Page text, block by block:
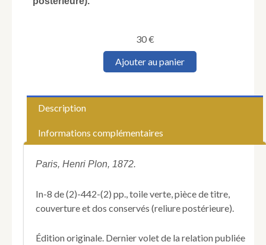
30€
quantité
1870-
1871.
et
Opérations
de
de
Ajouter au panier
Description
Informations complémentaires
Paris, Henri Plon, 1872.
In-8 de (2)-442-(2) pp., toile verte, pièce de titre,
couverture et dos conservés (reliure postérieure).
Édition originale. Dernier volet de la relation publiée